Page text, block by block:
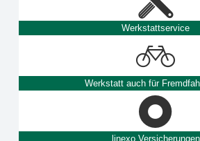
Werkstattservice
Werkstatt auch für
linexo Versicherungen